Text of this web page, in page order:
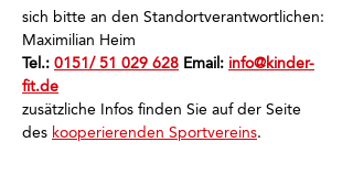
sich bitte an den Standortverantwortlichen:
Maximilian Heim
Tel.: 0151/ 51 029 628 Email: info@kinder-
fit.de
zusätzliche Infos finden Sie auf der Seite
des kooperierenden Sportvereins.